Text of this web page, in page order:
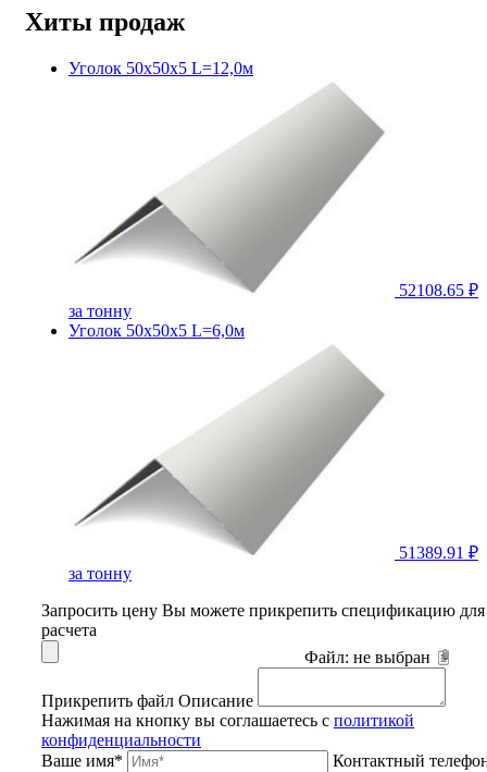
Хиты продаж
Уголок 50х50х5 L=12,0м
52108.65 ₽
за тонну
Уголок 50х50х5 L=6,0м
51389.91 ₽
за тонну
Запросить цену Вы можете прикрепить спецификацию для
расчета
Файл: не выбран
Прикрепить файл Описание
Нажимая на кнопку вы соглашаетесь с политикой
конфиденциальности
Ваше имя*
Контактный